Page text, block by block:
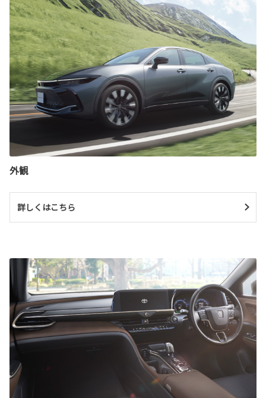
外観
詳しくはこちら